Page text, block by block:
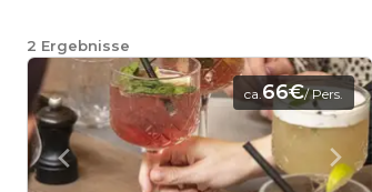
2 Ergebnisse
ca.66€/ Pers.